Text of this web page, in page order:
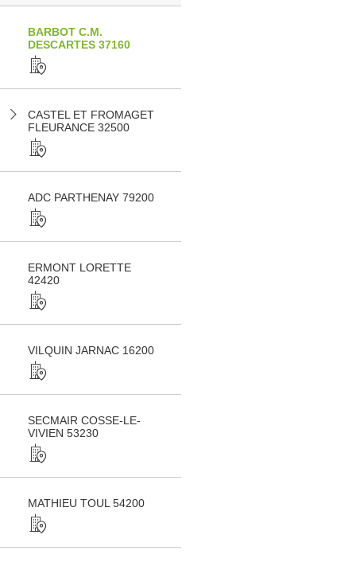
BARBOT C.M.
DESCARTES 37160
CASTEL ET FROMAGET
FLEURANCE 32500
ADC PARTHENAY 79200
ERMONT LORETTE
42420
VILQUIN JARNAC 16200
SECMAIR COSSE-LE-
VIVIEN 53230
MATHIEU TOUL 54200